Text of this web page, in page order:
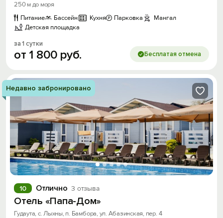
250 м до моря
Питание
Бассейн Кухня Парковка
Мангал
Детская площадка
за 1 сутки
от 1 800 руб. Бесплатая отмена
Недавно забронировано
Отлично 3 отзыва
10
Отель «Папа-Дом»
Гудаута, с. Лыхны, п. Бамбора, ул. Абазинская, пер. 4